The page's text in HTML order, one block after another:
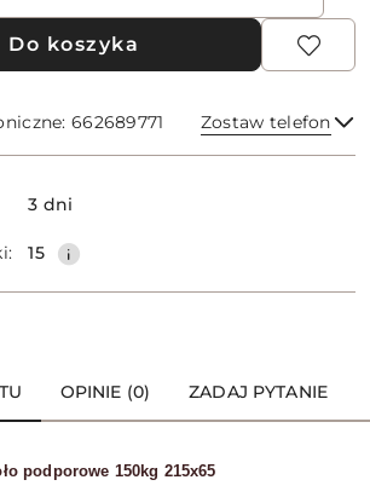
Do koszyka
662689771 Zostaw telefon
3 dni
15
OPINIE (0) ZADAJ PYTANIE
podporowe 150kg 215x65